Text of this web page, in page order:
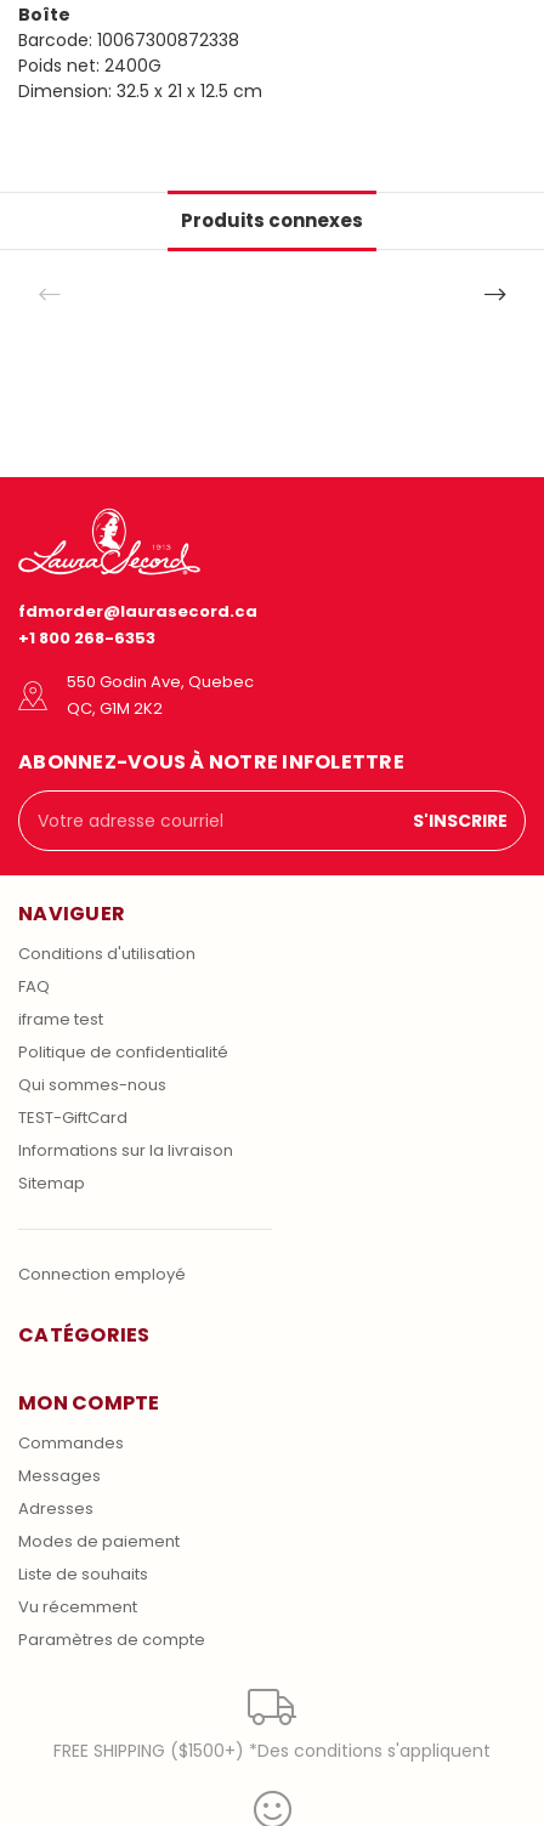
Boîte
Barcode: 10067300872338
Poids net: 2400G
Dimension: 32.5 x 21 x 12.5 cm
Produits connexes
fdmorder@laurasecord.ca
+1 800 268-6353
550 Godin Ave, Quebec
QC, G1M 2K2
ABONNEZ-VOUS À NOTRE INFOLETTRE
Adresse
courriel
NAVIGUER
Conditions d'utilisation
FAQ
iframe test
Politique de confidentialité
Qui sommes-nous
TEST-GiftCard
Informations sur la livraison
Sitemap
Connection employé
CATÉGORIES
MON COMPTE
Commandes
Messages
Adresses
Modes de paiement
Liste de souhaits
Vu récemment
Paramètres de compte
FREE SHIPPING ($1500+) *Des conditions s'appliquent